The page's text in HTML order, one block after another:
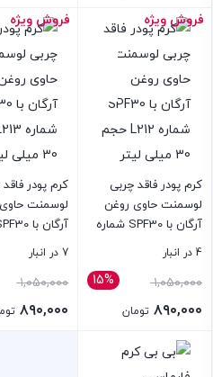
۱,۰۵۰,۰۰۰ تومان
بود.
قیمت
۸۹۰,۰۰۰ تومان.
بستن
قیمت
۸۹۰,۰۰۰ تومان.
بستن فروش ویژه
کرم پودر فاقد چربی
لوسمنت حاوی روغن
آرگان با SPF30 شماره
4 در انبار
15% ۱,۰۵۰,۰۰۰قیمت
اصلی:
بود.
۸۹۰,۰۰۰ تومان
قیمت
فعلی:
بستن
فروش ویژه
کرم پودر
لوسمنت
7 در انبار
۱,۰۵۰,۰۰۰
۸۹۰,۰۰۰